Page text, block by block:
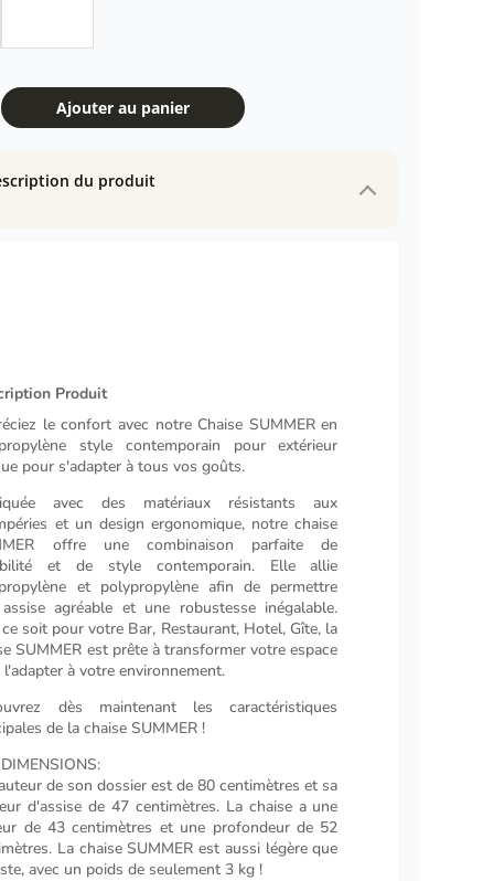
Ajouter au panier
du produit
Produit
le confort avec notre Chaise SUMMER en
style contemporain pour extérieur
pour s'adapter à tous vos goûts.
avec des matériaux résistants aux
et un design ergonomique, notre chaise
offre une combinaison parfaite de
et de style contemporain. Elle allie
et polypropylène afin de permettre
agréable et une robustesse inégalable.
soit pour votre Bar, Restaurant, Hotel, Gîte, la
SUMMER est prête à transformer votre espace
à votre environnement.
dès maintenant les caractéristiques
de la chaise SUMMER !
de son dossier est de 80 centimètres et sa
d'assise de 47 centimètres. La chaise a une
de 43 centimètres et une profondeur de 52
La chaise SUMMER est aussi légère que
avec un poids de seulement 3 kg !